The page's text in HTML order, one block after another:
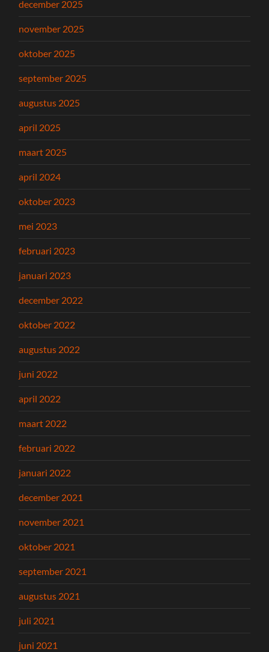
december 2025
november 2025
oktober 2025
september 2025
augustus 2025
april 2025
maart 2025
april 2024
oktober 2023
mei 2023
februari 2023
januari 2023
december 2022
oktober 2022
augustus 2022
juni 2022
april 2022
maart 2022
februari 2022
januari 2022
december 2021
november 2021
oktober 2021
september 2021
augustus 2021
juli 2021
juni 2021